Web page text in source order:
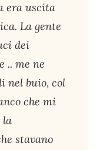
era uscita
La gente
dei
.. me ne
nel buio, col
che mi
la
stavano